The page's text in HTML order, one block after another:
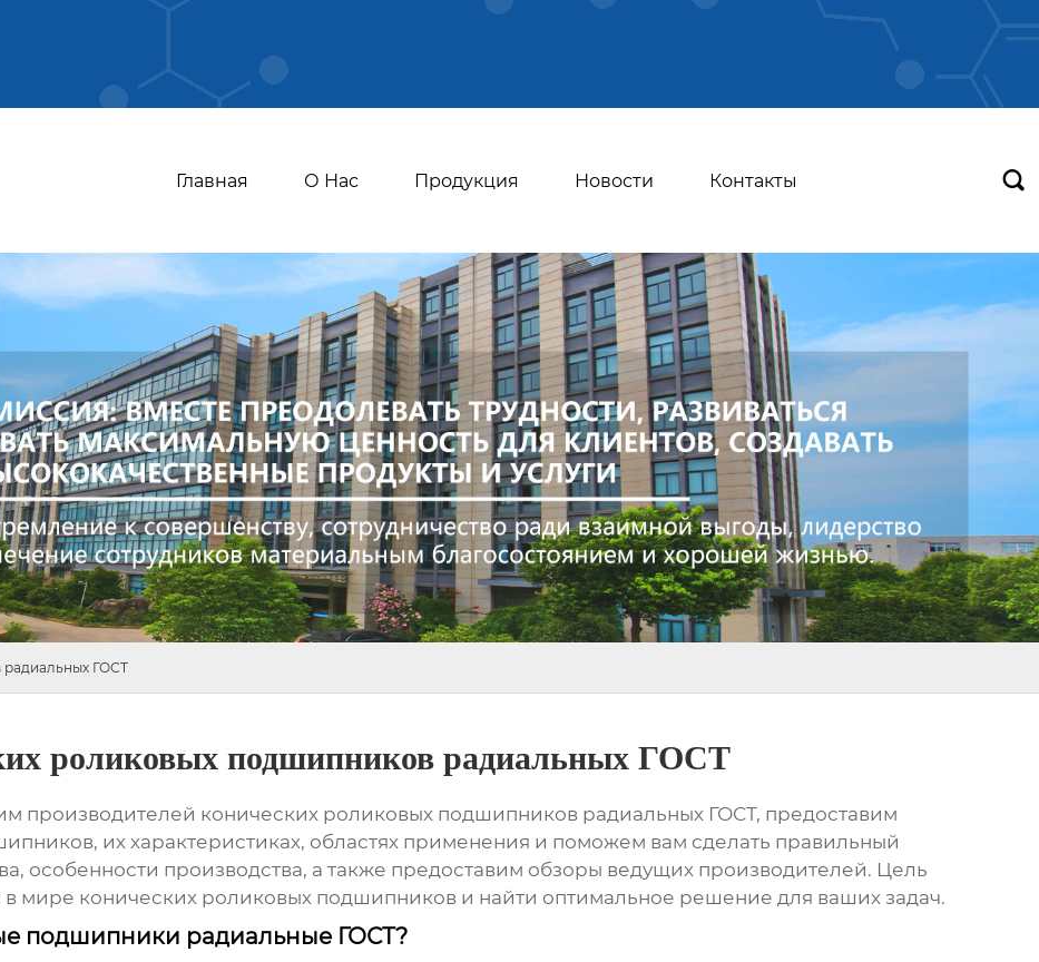
Главная О Нас Продукция Новости Контакты 
ГОСТ
роликовых подшипников радиальных ГОСТ
производителей конических роликовых подшипников радиальных ГОСТ, предоставим
их характеристиках, областях применения и поможем вам сделать правильный
особенности производства, а также предоставим обзоры ведущих производителей. Цель
в мире конических роликовых подшипников и найти оптимальное решение для ваших задач.
подшипники радиальные ГОСТ?